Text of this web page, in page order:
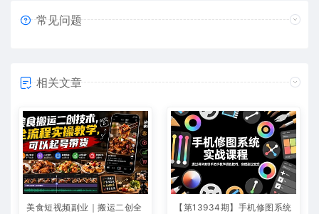
常见问题
相关文章
美食短视频副业｜搬运二创全
【第13934期】手机修图系统